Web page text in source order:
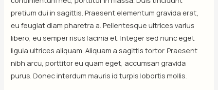
pretium dui in sagittis. Praesent elementum gravida erat,
eu feugiat diam pharetra a. Pellentesque ultrices varius
libero, eu semper risus lacinia et. Integer sed nunc eget
ligula ultrices aliquam. Aliquam a sagittis tortor. Praesent
nibh arcu, porttitor eu quam eget, accumsan gravida
purus. Donec interdum mauris id turpis lobortis mollis.